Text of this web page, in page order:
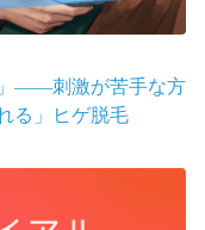
」――刺激が苦手な方
る」ヒゲ脱毛